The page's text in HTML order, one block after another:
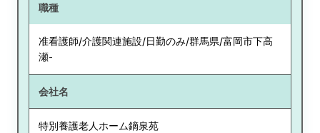
職種
准看護師/介護関連施設/日勤のみ/群馬県/富岡市下高
瀬-
会社名
特別養護老人ホーム鏑泉苑